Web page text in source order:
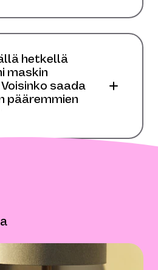
hetkellä
maskin
saada
pääremmien